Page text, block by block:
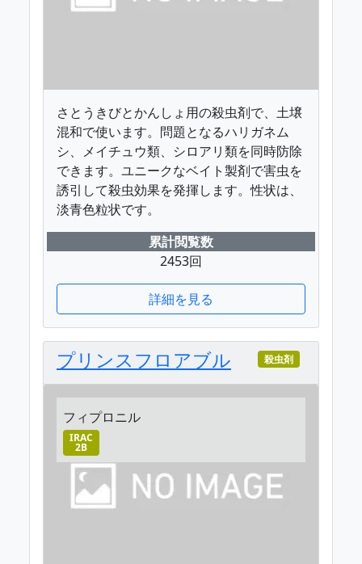
さとうきびとかんしょ用の殺虫剤で、土壌
混和で使います。問題となるハリガネム
シ、メイチュウ類、シロアリ類を同時防除
できます。ユニークなベイト製剤で害虫を
誘引して殺虫効果を発揮します。性状は、
淡青色粒状です。
累計閲覧数
2453回
詳細を見る
プリンスフロアブル 殺虫剤
フィプロニル
IRAC
2B